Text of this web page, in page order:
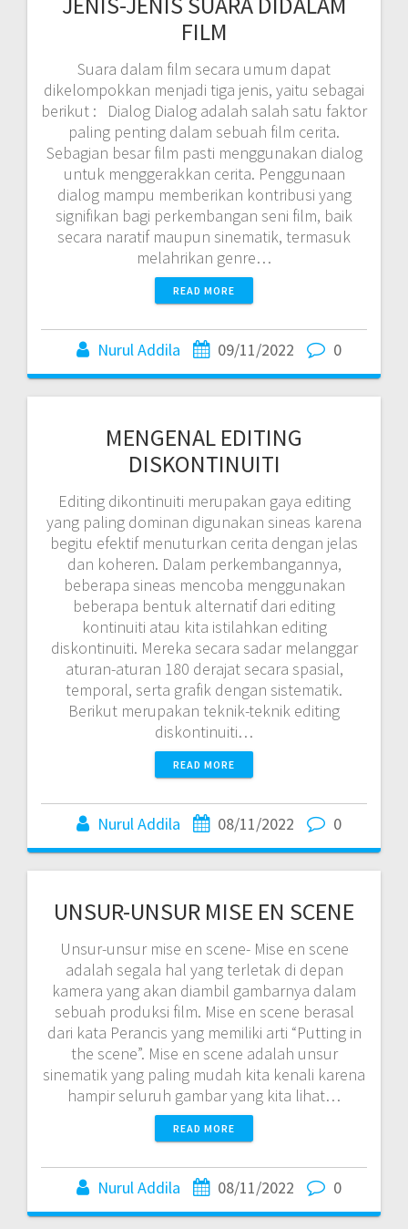
FILM
Suara dalam film secara umum dapat
dikelompokkan menjadi tiga jenis, yaitu sebagai
berikut : Dialog Dialog adalah salah satu faktor
paling penting dalam sebuah film cerita.
Sebagian besar film pasti menggunakan dialog
untuk menggerakkan cerita. Penggunaan
dialog mampu memberikan kontribusi yang
signifikan bagi perkembangan seni film, baik
secara naratif maupun sinematik, termasuk
melahrikan genre…
READ MORE
Nurul Addila 09/11/2022 0
MENGENAL EDITING
DISKONTINUITI
Editing dikontinuiti merupakan gaya editing
yang paling dominan digunakan sineas karena
begitu efektif menuturkan cerita dengan jelas
dan koheren. Dalam perkembangannya,
beberapa sineas mencoba menggunakan
beberapa bentuk alternatif dari editing
kontinuiti atau kita istilahkan editing
diskontinuiti. Mereka secara sadar melanggar
aturan-aturan 180 derajat secara spasial,
temporal, serta grafik dengan sistematik.
Berikut merupakan teknik-teknik editing
diskontinuiti…
READ MORE
Nurul Addila 08/11/2022 0
UNSUR-UNSUR MISE EN SCENE
Unsur-unsur mise en scene- Mise en scene
adalah segala hal yang terletak di depan
kamera yang akan diambil gambarnya dalam
sebuah produksi film. Mise en scene berasal
dari kata Perancis yang memiliki arti “Putting in
the scene”. Mise en scene adalah unsur
sinematik yang paling mudah kita kenali karena
hampir seluruh gambar yang kita lihat…
READ MORE
Nurul Addila 08/11/2022 0